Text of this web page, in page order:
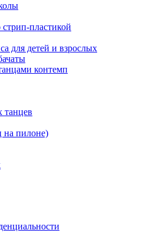
пластикой
для детей и взрослых
контемп
на пилоне)